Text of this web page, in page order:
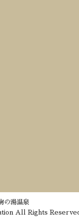
の湯温泉
All Rights